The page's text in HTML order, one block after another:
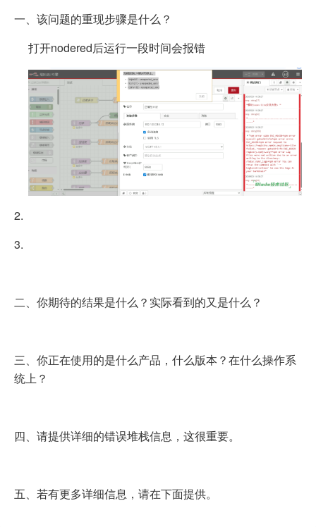
一、该问题的重现步骤是什么？
打开nodered后运行一段时间会报错
2.
3.
二、你期待的结果是什么？实际看到的又是什么？
三、你正在使用的是什么产品，什么版本？在什么操作系
统上？
四、请提供详细的错误堆栈信息，这很重要。
五、若有更多详细信息，请在下面提供。